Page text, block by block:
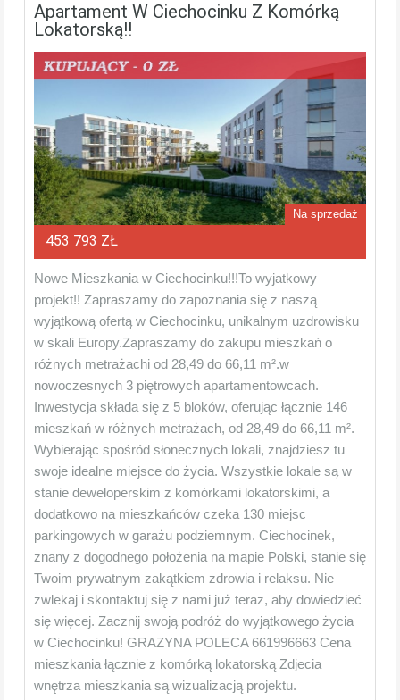
Apartament W Ciechocinku Z Komórką
Lokatorską!!
Na sprzedaż
453 793 ZŁ
Nowe Mieszkania w Ciechocinku!!!To wyjatkowy
projekt!! Zapraszamy do zapoznania się z naszą
wyjątkową ofertą w Ciechocinku, unikalnym uzdrowisku
w skali Europy.Zapraszamy do zakupu mieszkań o
różnych metrażachi od 28,49 do 66,11 m².w
nowoczesnych 3 piętrowych apartamentowcach.
Inwestycja składa się z 5 bloków, oferując łącznie 146
mieszkań w różnych metrażach, od 28,49 do 66,11 m².
Wybierając spośród słonecznych lokali, znajdziesz tu
swoje idealne miejsce do życia. Wszystkie lokale są w
stanie deweloperskim z komórkami lokatorskimi, a
dodatkowo na mieszkańców czeka 130 miejsc
parkingowych w garażu podziemnym. Ciechocinek,
znany z dogodnego położenia na mapie Polski, stanie się
Twoim prywatnym zakątkiem zdrowia i relaksu. Nie
zwlekaj i skontaktuj się z nami już teraz, aby dowiedzieć
się więcej. Zacznij swoją podróż do wyjątkowego życia
w Ciechocinku! GRAZYNA POLECA 661996663 Cena
mieszkania łącznie z komórką lokatorską Zdjecia
wnętrza mieszkania są wizualizacją projektu.